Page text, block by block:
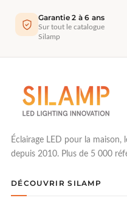
Garantie 2 à 6 ans
Sur tout le catalogue
Silamp
Éclairage LED pour la
depuis 2010. Plus de 5 000
DÉCOUVRIR SILAMP